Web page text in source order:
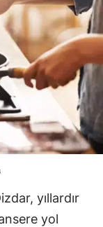
yıllardır
yol